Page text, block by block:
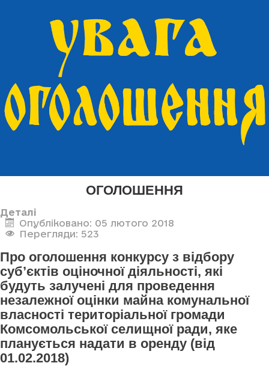
ОГОЛОШЕННЯ
Деталі
Опубліковано: 05 лютого 2018
Перегляди: 523
Про оголошення конкурсу з відбору
суб’єктів оціночної діяльності, які
будуть залучені для проведення
незалежної оцінки майна комунальної
власності територіальної громади
Комсомольської селищної ради, яке
планується надати в оренду (від
01.02.2018)